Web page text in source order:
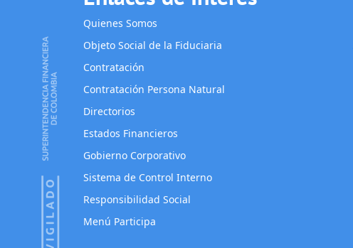
Quienes Somos
Objeto Social de la Fiduciaria
Contratación
Contratación Persona Natural
Directorios
Estados Financieros
Gobierno Corporativo
Sistema de Control Interno
Responsibilidad Social
Menú Participa